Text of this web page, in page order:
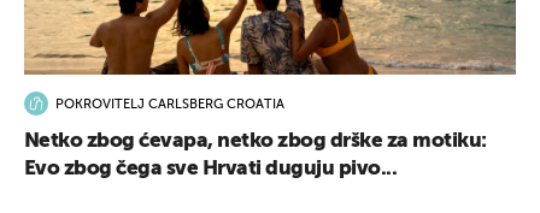
POKROVITELJ CARLSBERG CROATIA
Netko zbog ćevapa, netko zbog drške za motiku:
Evo zbog čega sve Hrvati duguju pivo...